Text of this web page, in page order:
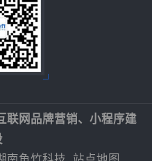
联网品牌营销、小程序建